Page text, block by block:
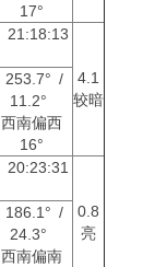
17°
21:18:13
4.1
较暗
253.7° /
11.2°
西南偏西
16°
20:23:31
0.8
亮
186.1° /
24.3°
西南偏南